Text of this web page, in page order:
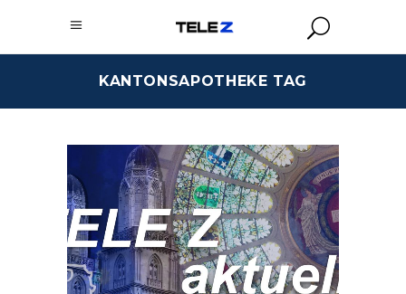
KANTONSAPOTHEKE TAG